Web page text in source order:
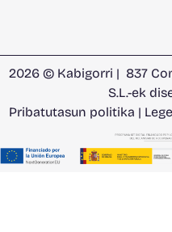
2026 © Kabigorri | 837
S.L.-ek
Pribatutasun politika |